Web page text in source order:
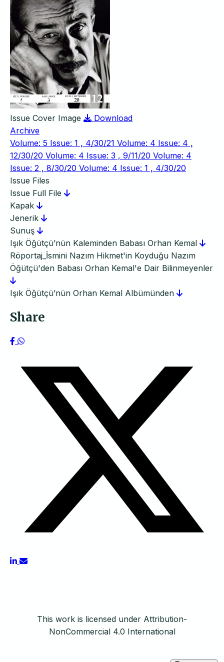
Issue Cover Image
Download
Archive
Volume: 5 Issue: 1 , 4/30/21 Volume: 4 Issue: 4 ,
12/30/20 Volume: 4 Issue: 3 , 9/11/20 Volume: 4
Issue: 2 , 8/30/20 Volume: 4 Issue: 1 , 4/30/20
Issue Files
Issue Full File
Kapak
Jenerik
Sunuş
Işık Öğütçü’nün Kaleminden Babası Orhan Kemal
Röportaj_İsmini Nazım Hikmet'in Koyduğu Nazım
Öğütçü'den Babası Orhan Kemal'e Dair Bilinmeyenler
Işık Öğütçü’nün Orhan Kemal Albümünden
Share
This work is licensed under Attribution-
NonCommercial 4.0 International